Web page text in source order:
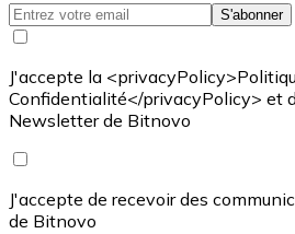
S'abonner
J'accepte la
Confidentialité</privacyPolicy> et
Newsletter de Bitnovo
J'accepte de recevoir des
de Bitnovo